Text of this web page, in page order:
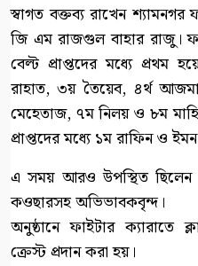
স্বাগত বক্তব্য রাখেন শ্যামনগর
জি এম রাজগুল বাহার রাজু।
বেল্ট প্রাপ্তদের মধ্যে প্রথম
রাহাত, ৩য় তৈয়েব, ৪র্থ
মেহেতাজ, ৭ম নিলয় ও ৮ম
প্রাপ্তদের মধ্যে ১ম রাফিন ও
এ সময় আরও উপস্থিত ছিলেন
কওছারসহ অভিভাবকবৃন্দ।
অনুষ্ঠানে ফাইটার ক্যারাতে
ক্রেস্ট প্রদান করা হয়।